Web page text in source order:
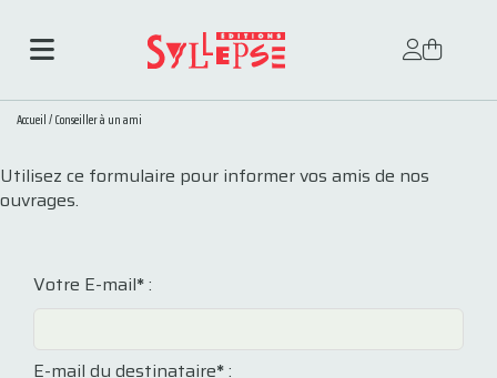
Accueil/Conseiller à un ami
Utilisez ce formulaire pour informer vos amis de nos
ouvrages.
Votre E-mail*:
E-mail du destinataire*: